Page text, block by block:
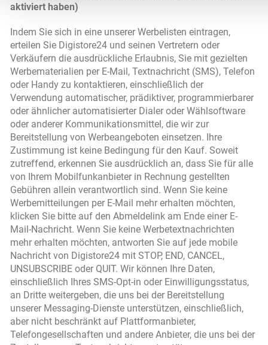
aktiviert haben)
Indem Sie sich in eine unserer Werbelisten eintragen,
erteilen Sie Digistore24 und seinen Vertretern oder
Verkäufern die ausdrückliche Erlaubnis, Sie mit gezielten
Werbematerialien per E-Mail, Textnachricht (SMS), Telefon
oder Handy zu kontaktieren, einschließlich der
Verwendung automatischer, prädiktiver, programmierbarer
oder ähnlicher automatisierter Dialer oder Wählsoftware
oder anderer Kommunikationsmittel, die wir zur
Bereitstellung von Werbeangeboten einsetzen. Ihre
Zustimmung ist keine Bedingung für den Kauf. Soweit
zutreffend, erkennen Sie ausdrücklich an, dass Sie für alle
von Ihrem Mobilfunkanbieter in Rechnung gestellten
Gebühren allein verantwortlich sind. Wenn Sie keine
Werbemitteilungen per E-Mail mehr erhalten möchten,
klicken Sie bitte auf den Abmeldelink am Ende einer E-
Mail-Nachricht. Wenn Sie keine Werbetextnachrichten
mehr erhalten möchten, antworten Sie auf jede mobile
Nachricht von Digistore24 mit STOP, END, CANCEL,
UNSUBSCRIBE oder QUIT. Wir können Ihre Daten,
einschließlich Ihres SMS-Opt-in oder Einwilligungsstatus,
an Dritte weitergeben, die uns bei der Bereitstellung
unserer Messaging-Dienste unterstützen, einschließlich,
aber nicht beschränkt auf Plattformanbieter,
Telefongesellschaften und andere Anbieter, die uns bei der